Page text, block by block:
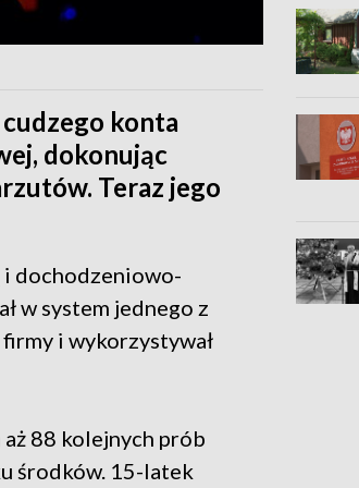
konta
dokonując
Teraz jego
i dochodzeniowo-
w system jednego z
i wykorzystywał
88 kolejnych prób
środków. 15-latek